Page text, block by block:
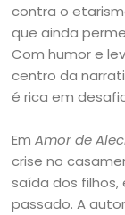
contra o
que ainda
Com humor e
centro da
é rica em
EmAmor de
crise no
saída dos
passado. A